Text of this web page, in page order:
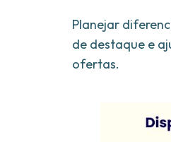
Planejar
de destaque e
ofertas.